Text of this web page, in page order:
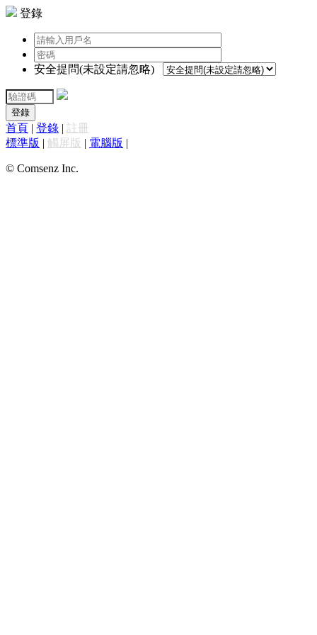
登錄
安全提問(未設定請忽略)
登錄
首頁 | 登錄 | 註冊
標準版 | 觸屏版 | 電腦版 |
© Comsenz Inc.